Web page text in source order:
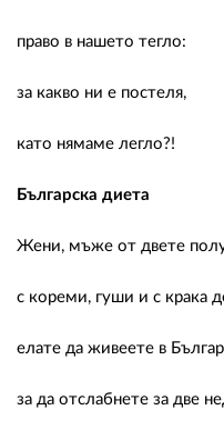
право в нашето тегло:
за какво ни е постеля,
като нямаме легло?!
Българска диета
Жени, мъже от двете
с кореми, гуши и с крака
елате да живеете в
за да отслабнете за две